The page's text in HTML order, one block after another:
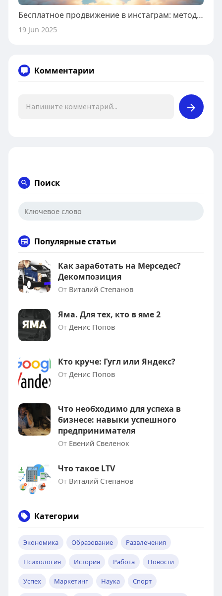
Бесплатное продвижение в инстаграм: методы для аккаунта
19 Jun 2025
Комментарии
Поиск
Популярные статьи
Как заработать на Мерседес?
Декомпозиция
От Виталий Степанов
Яма. Для тех, кто в яме 2
От Денис Попов
Кто круче: Гугл или Яндекс?
От Денис Попов
Что необходимо для успеха в
бизнесе: навыки успешного
предпринимателя
От Евений Свеленок
Что такое LTV
От Виталий Степанов
Категории
Экономика Образование Развлечения
Психология История Работа Новости
Успех Маркетинг Наука Спорт